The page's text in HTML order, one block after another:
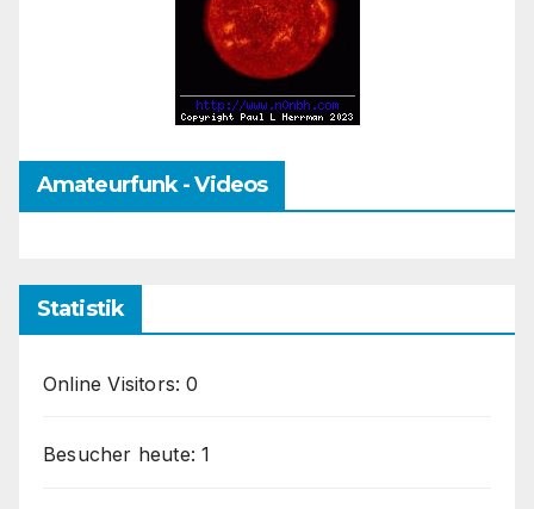
Amateurfunk - Videos
Statistik
Online Visitors:0
Besucher heute:1